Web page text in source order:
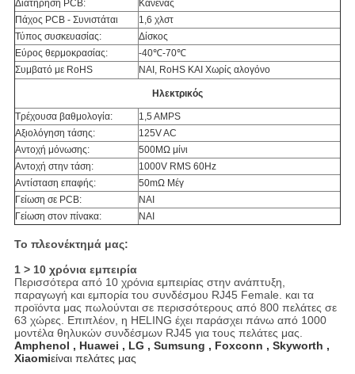
Διατήρηση PCB:
Κανένας
Πάχος PCB - Συνιστάται
1,6 χλστ
Τύπος συσκευασίας:
Δίσκος
Εύρος θερμοκρασίας:
-40℃-70℃
Συμβατό με RoHS
ΝΑΙ, RoHS ΚΑΙ Χωρίς αλογόνο
Ηλεκτρικός
Τρέχουσα βαθμολογία:
1,5 AMPS
Αξιολόγηση τάσης:
125V AC
Αντοχή μόνωσης:
500MΩ μίνι
Αντοχή στην τάση:
1000V RMS 60Hz
Αντίσταση επαφής:
50mΩ Μέγ
Γείωση σε PCB:
ΝΑΙ
Γείωση στον πίνακα:
ΝΑΙ
Το πλεονέκτημά μας:
1 > 10 χρόνια εμπειρία
Περισσότερα από 10 χρόνια εμπειρίας στην ανάπτυξη,
παραγωγή και εμπορία του συνδέσμου RJ45 Female. και τα
προϊόντα μας πωλούνται σε περισσότερους από 800 πελάτες σε
63 χώρες. Επιπλέον, η HELING έχει παράσχει πάνω από 1000
μοντέλα θηλυκών συνδέσμων RJ45 για τους πελάτες μας.
Amphenol , Huawei , LG , Sumsung , Foxconn , Skyworth ,
Xiaomiείναι πελάτες μας